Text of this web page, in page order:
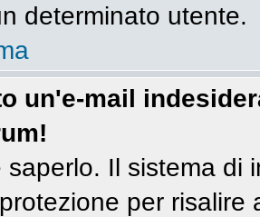
determinato utente.
un'e-mail
saperlo. Il sistema di
per